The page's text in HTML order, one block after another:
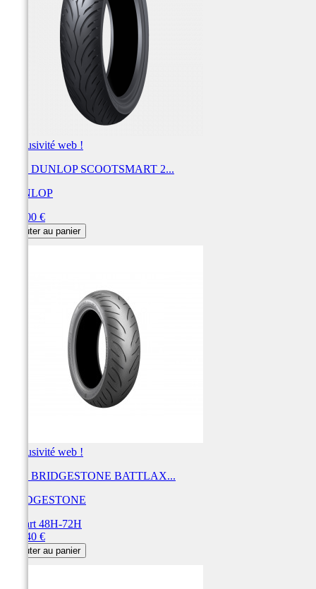
Exclusivité web !
Pneu DUNLOP SCOOTSMART 2...
DUNLOP
210,00 €
Ajouter au panier
Exclusivité web !
Pneu BRIDGESTONE BATTLAX...
BRIDGESTONE
Départ 48H-72H
209,40 €
Ajouter au panier